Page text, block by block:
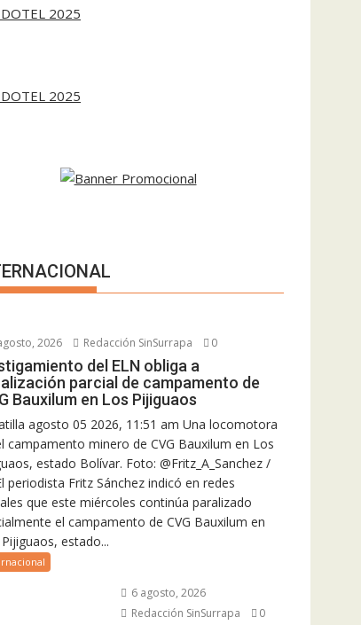
2026 Redacción SinSurrapa 0
del ELN obliga a
parcial de campamento de
Bauxilum en Los Pijiguaos
agosto 05 2026, 11:51 am Una locomotora
campamento minero de CVG Bauxilum en Los
estado Bolívar. Foto: @Fritz_A_Sanchez /
periodista Fritz Sánchez indicó en redes
que este miércoles continúa paralizado
el campamento de CVG Bauxilum en
estado...
6 agosto, 2026
Redacción SinSurrapa
0